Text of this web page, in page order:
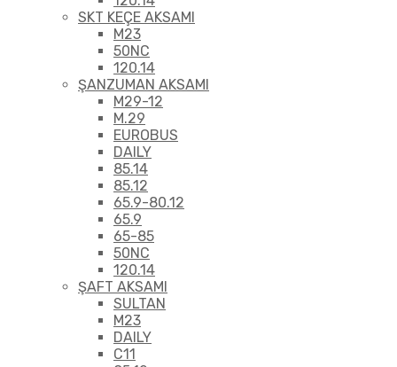
SKT KEÇE AKSAMI
M23
50NC
120.14
ŞANZUMAN AKSAMI
M29-12
M.29
EUROBUS
DAILY
85.14
85.12
65.9-80.12
65.9
65-85
50NC
120.14
ŞAFT AKSAMI
SULTAN
M23
DAILY
C11